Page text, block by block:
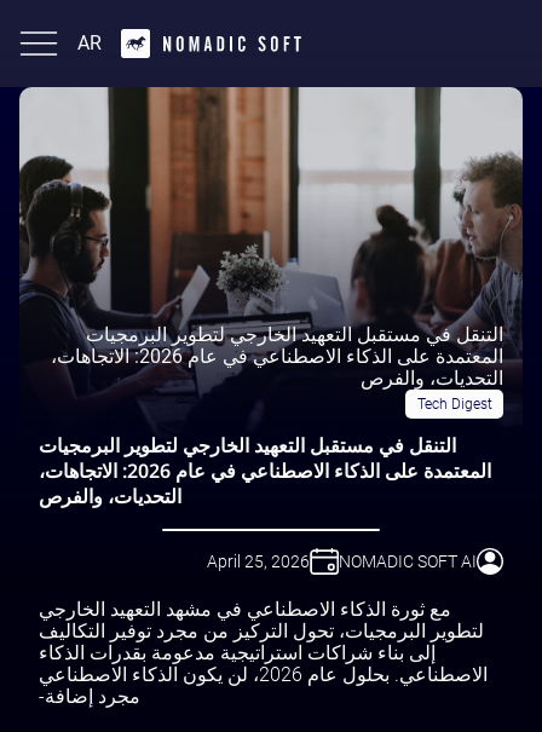
AR
English
التنقل في مستقبل التعهيد الخارجي لتطوير البرمجيات
المعتمدة على الذكاء الاصطناعي في عام 2026: الاتجاهات،
التحديات، والفرص
Tech Digest
التنقل في مستقبل التعهيد الخارجي لتطوير البرمجيات
المعتمدة على الذكاء الاصطناعي في عام 2026: الاتجاهات،
التحديات، والفرص
NOMADIC SOFT AI
April 25, 2026
مع ثورة الذكاء الاصطناعي في مشهد التعهيد الخارجي
لتطوير البرمجيات، تحول التركيز من مجرد توفير التكاليف
إلى بناء شراكات استراتيجية مدعومة بقدرات الذكاء
الاصطناعي. بحلول عام 2026، لن يكون الذكاء الاصطناعي
مجرد إضافة-